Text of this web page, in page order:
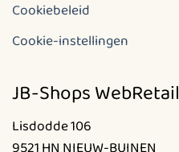
Cookiebeleid
Cookie-instellingen
JB-Shops WebRetail
Lisdodde 106